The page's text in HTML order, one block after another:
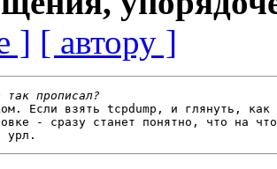
] [ автору ]
Если взять tcpdump, и глянуть, как
- сразу станет понятно, что на